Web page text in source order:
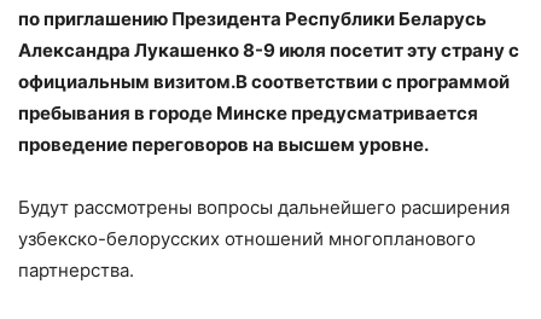
по приглашению Президента Республики Беларусь
Александра Лукашенко 8-9 июля посетит эту страну с
официальным визитом.В соответствии с программой
пребывания в городе Минске предусматривается
проведение переговоров на высшем уровне.
Будут рассмотрены вопросы дальнейшего расширения
узбекско-белорусских отношений многопланового
партнерства.